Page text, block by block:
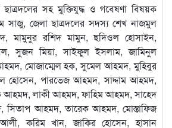
সহ মুক্তিযুদ্ধ ও গবেষণা বিষয়ক
সাজু, জেলা ছাত্রদলের সদস্য শেখ নাজমুল
মামুনুর রশিদ মামুন, ছদিওল হোসাইন,
সুজন মিয়া, সাইফুল ইসলাম, জামিনুল
মোজাম্মেল হক, সুমেল আহমদ, মুহিবুর
হোসেন, পারভেজ আহমদ, সাদ্দাম আহমদ,
আহমদ, লাকী আহমদ, ফাহিম আহমদ, সাহেদ
আহমদ, তারেক আহমদ, মোস্তাফিজ
করিম খান, জাকির হোসেন, হাসান